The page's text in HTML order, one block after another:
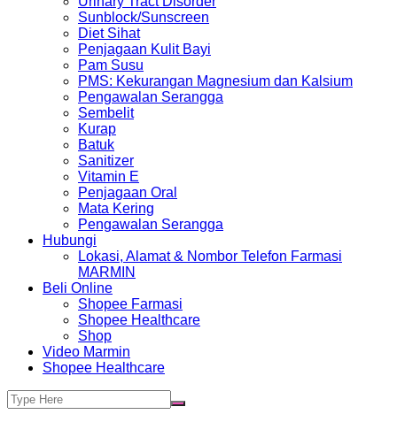
Sunblock/Sunscreen
Diet Sihat
Penjagaan Kulit Bayi
Pam Susu
PMS: Kekurangan Magnesium dan Kalsium
Pengawalan Serangga
Sembelit
Kurap
Batuk
Sanitizer
Vitamin E
Penjagaan Oral
Mata Kering
Pengawalan Serangga
Hubungi
Lokasi, Alamat & Nombor Telefon Farmasi
MARMIN
Beli Online
Shopee Farmasi
Shopee Healthcare
Shop
Video Marmin
Shopee Healthcare